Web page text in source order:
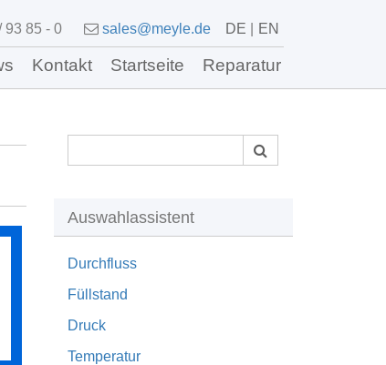
93 85 - 0 sales@meyle.de DE EN
Kontakt Startseite Reparatur
Auswahlassistent
Durchfluss
Füllstand
Druck
Temperatur